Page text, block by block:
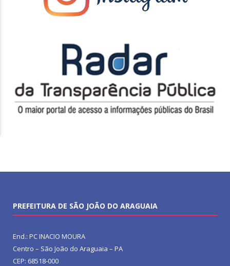
PREFEITURA DE SÃO JOÃO DO ARAGUAIA
End.: PC INACIO MOURA
Centro – São João do Araguaia – PA
CEP: 68518-000